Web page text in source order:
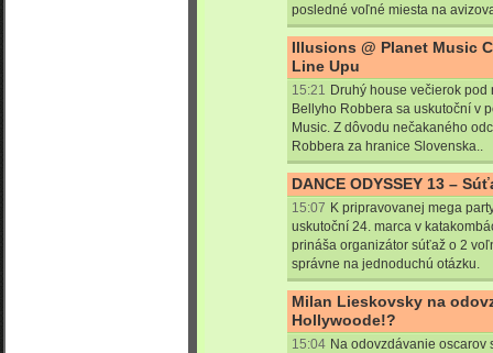
posledné voľné miesta na
Illusions @ Planet Music
Line Upu
15:21 Druhý house večierok
Bellyho Robbera sa uskutoční v
Music. Z dôvodu nečakaného
Robbera za hranice Slovenska..
DANCE ODYSSEY 13 –
15:07 K pripravovanej mega
uskutoční 24. marca v
prináša organizátor súťaž o 2
správne na jednoduchú otázku.
Milan Lieskovsky na
Hollywoode!?
15:04 Na odovzdávanie oscarov